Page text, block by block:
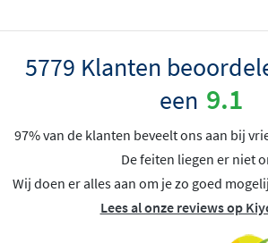
5779 Klanten
een 9.1
97% van de klanten beveelt ons aan bij
De feiten liegen er niet
Wij doen er alles aan om je zo goed
Lees al onze reviews op